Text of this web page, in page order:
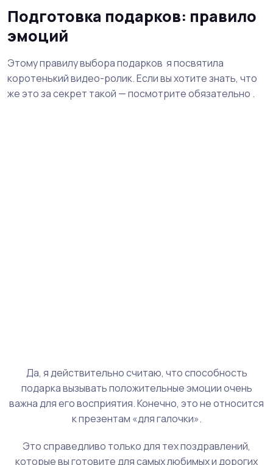
Подготовка подарков: правило
эмоций
Этому правилу выбора подарков я посвятила
коротенький видео-ролик. Если вы хотите знать, что
же это за секрет такой — посмотрите обязательно .
Да, я действительно считаю, что способность
подарка вызывать положительные эмоции очень
важна для его восприятия. Конечно, это не относится
к презентам «для галочки».
Это справедливо только для тех поздравлений,
которые вы готовите для самых любимых и дорогих